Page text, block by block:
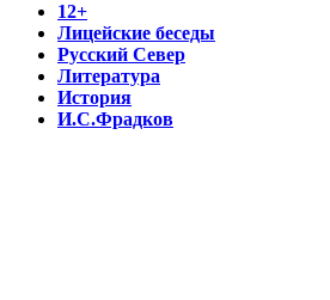
12+
Лицейские беседы
Русский Север
Литература
История
И.С.Фрадков